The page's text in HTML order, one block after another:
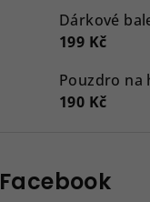
Dárkové
199 Kč
Pouzdro na
190 Kč
Facebook